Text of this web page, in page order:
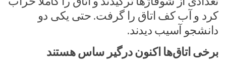
کرد و آب کف اتاق را گرفت. حتی یکی دو
دانشجو آسیب دیدند.
برخی اتاق‌ها اکنون درگیر ساس هستند